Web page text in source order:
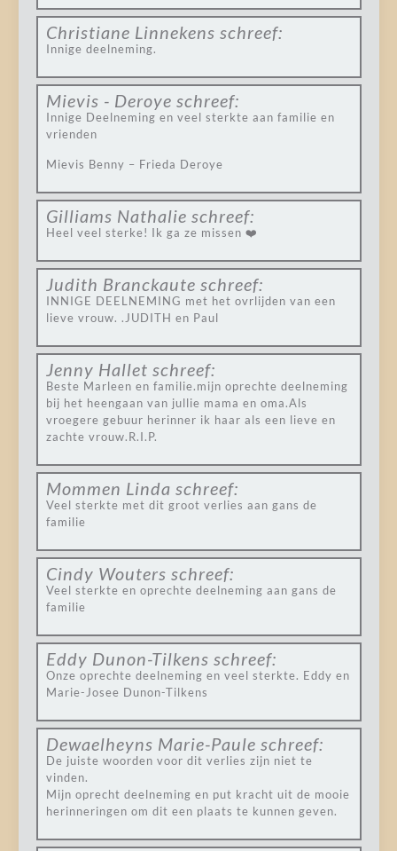
Christiane Linnekens schreef:
Innige deelneming.
Mievis - Deroye schreef:
Innige Deelneming en veel sterkte aan familie en
vrienden
Mievis Benny – Frieda Deroye
Gilliams Nathalie schreef:
Heel veel sterke! Ik ga ze missen ❤️
Judith Branckaute schreef:
INNIGE DEELNEMING met het ovrlijden van een
lieve vrouw. .JUDITH en Paul
Jenny Hallet schreef:
Beste Marleen en familie.mijn oprechte deelneming
bij het heengaan van jullie mama en oma.Als
vroegere gebuur herinner ik haar als een lieve en
zachte vrouw.R.I.P.
Mommen Linda schreef:
Veel sterkte met dit groot verlies aan gans de
familie
Cindy Wouters schreef:
Veel sterkte en oprechte deelneming aan gans de
familie
Eddy Dunon-Tilkens schreef:
Onze oprechte deelneming en veel sterkte. Eddy en
Marie-Josee Dunon-Tilkens
Dewaelheyns Marie-Paule schreef:
De juiste woorden voor dit verlies zijn niet te
vinden.
Mijn oprecht deelneming en put kracht uit de mooie
herinneringen om dit een plaats te kunnen geven.